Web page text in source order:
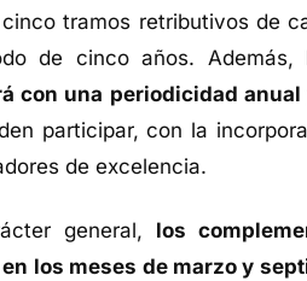
tramos retributivos de
de cinco años. Además,
con una periodicidad
participar, con la
de excelencia.
general, los
los meses de marzo y